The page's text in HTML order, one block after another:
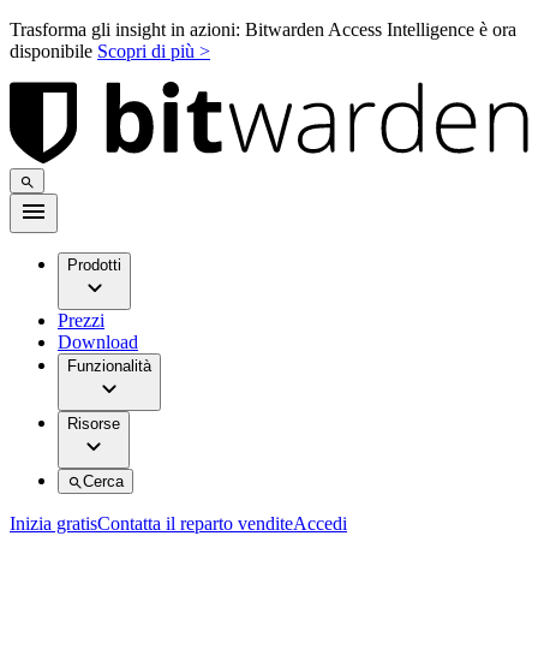
Trasforma gli insight in azioni: Bitwarden Access Intelligence è ora
disponibile Scopri di più >
Prodotti
Prezzi
Download
Funzionalità
Risorse
Cerca
Inizia gratisContatta il reparto venditeAccedi